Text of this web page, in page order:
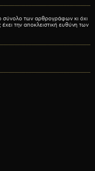
των αρθρογράφων κι όχι
την αποκλειστική ευθύνη των